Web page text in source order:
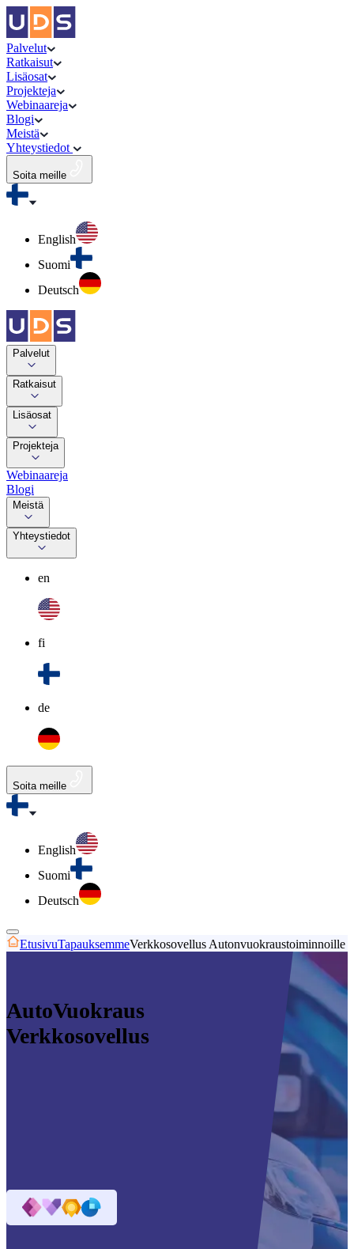
Palvelut
Ratkaisut
Lisäosat
Projekteja
Webinaareja
Blogi
Meistä
Yhteystiedot
Soita meille
English
Suomi
Deutsch
Palvelut
Ratkaisut
Lisäosat
Projekteja
Webinaareja
Blogi
Meistä
Yhteystiedot
en
fi
de
Soita meille
English
Suomi
Deutsch
EtusivuTapauksemmeVerkkosovellus Autonvuokraustoiminnoille
AutoVuokraus
Verkkosovellus